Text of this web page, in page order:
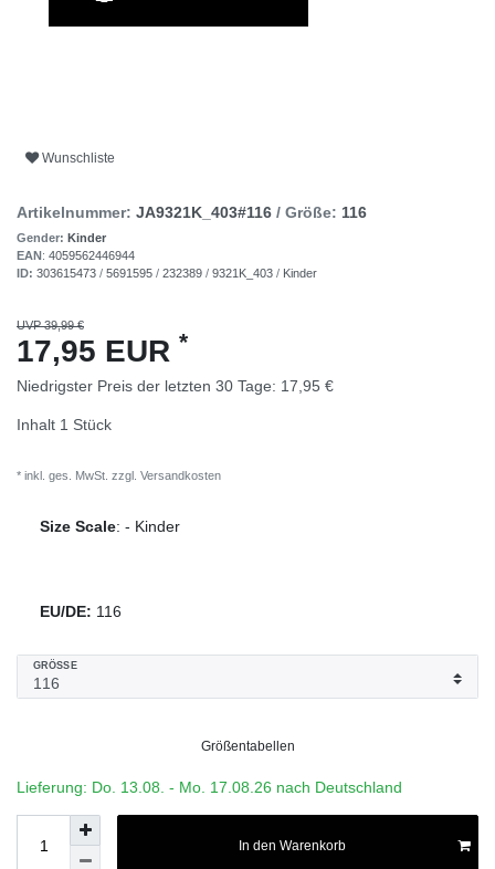
Wunschliste
Artikelnummer: JA9321K_403#116 / Größe: 116
Gender: Kinder
EAN: 4059562446944
ID: 303615473 / 5691595 / 232389 / 9321K_403 / Kinder
UVP 39,99 €
17,95 EUR *
Niedrigster Preis der letzten 30 Tage: 17,95 €
Inhalt 1 Stück
* inkl. ges. MwSt. zzgl. Versandkosten
Size Scale: - Kinder
EU/DE: 116
GRÖSSE
Größentabellen
Lieferung: Do. 13.08. - Mo. 17.08.26 nach Deutschland
In den Warenkorb